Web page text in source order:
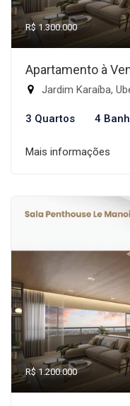
R$ 1.300.000
Apartamento à
Jardim Karaíba,
3 Quartos 4
Mais informações
R$ 1.200.000